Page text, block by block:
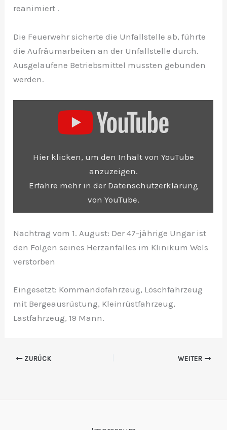
reanimiert .
Die Feuerwehr sicherte die Unfallstelle ab, führte
die Aufräumarbeiten an der Unfallstelle durch.
Ausgelaufene Betriebsmittel mussten gebunden
werden.
in Thalheim bei Wels reanimiert werden“ von
YouTube anzeigen
Hier klicken, um den Inhalt von YouTube
anzuzeigen.
Erfahre mehr in der Datenschutzerklärung
von YouTube.
Nachtrag vom 1. August: Der 47-jährige Ungar ist
den Folgen seines Herzanfalles im Klinikum Wels
verstorben
Eingesetzt: Kommandofahrzeug, Löschfahrzeug
mit Bergeausrüstung, Kleinrüstfahrzeug,
Lastfahrzeug, 19 Mann.
ZURÜCK WEITER